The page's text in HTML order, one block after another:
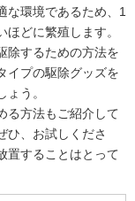
な環境であるため、1
どに繁殖します。
除するための方法を
イプの駆除グッズを
う。
る方法もご紹介して
ひ、お試しくださ
置することはとって